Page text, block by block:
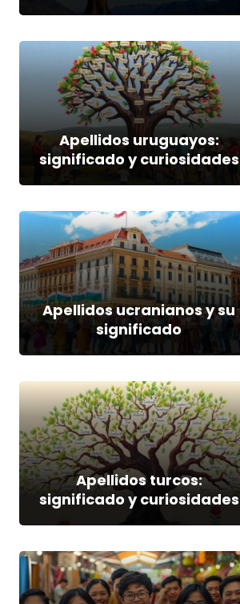
Apellidos uruguayos:
significado y curiosidades
Apellidos ucranianos y su
significado
Apellidos turcos:
significado y curiosidades